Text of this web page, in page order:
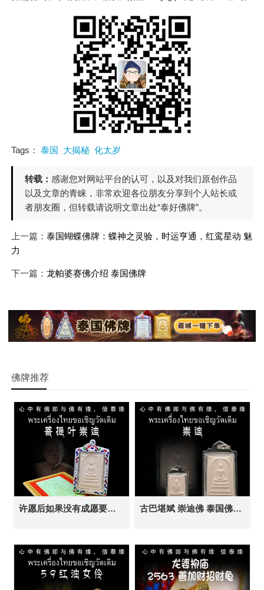
Tags： 泰国 大揭秘 化太岁
转载： 感谢您对网站平台的认可，以及对我们原创作品
以及文章的青睐，非常欢迎各位朋友分享到个人站长或
者朋友圈，但转载请说明文章出处“泰好佛牌”。
上一篇： 泰国蝴蝶佛牌：蝶神之灵验，时运亨通，红鸾星动 魅
力
下一篇： 龙帕婆‬赛佛介绍 泰国佛牌
佛牌推荐
许愿后如果没有成愿要怎么办？ 古巴堪斌 崇迪佛 泰国佛牌 生意事业 金融投资 健康平安 逢凶化吉 人缘贵人